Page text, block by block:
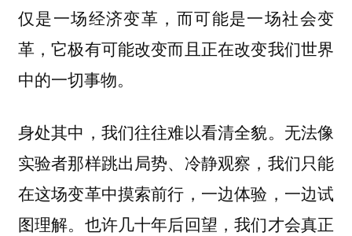
仅是一场经济变革，而可能是一场社会变
革，它极有可能改变而且正在改变我们世界
中的一切事物。
身处其中，我们往往难以看清全貌。无法像
实验者那样跳出局势、冷静观察，我们只能
在这场变革中摸索前行，一边体验，一边试
图理解。也许几十年后回望，我们才会真正